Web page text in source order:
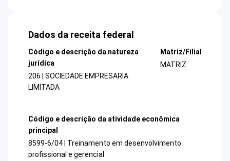
Dados da receita federal
Código e descrição da natureza
jurídica
206 | SOCIEDADE EMPRESARIA
LIMITADA
Matriz/Filial
MATRIZ
Código e descrição da atividade econômica
principal
8599-6/04 | Treinamento em desenvolvimento
profissional e gerencial